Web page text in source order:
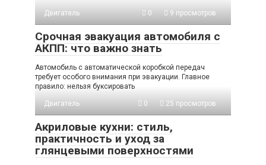
Двигатель 0 9 просмотров
Срочная эвакуация автомобиля с
АКПП: что важно знать
Автомобиль с автоматической коробкой передач
требует особого внимания при эвакуации. Главное
правило: нельзя буксировать
Двигатель 0 25 просмотров
Акриловые кухни: стиль,
практичность и уход за
глянцевыми поверхностями